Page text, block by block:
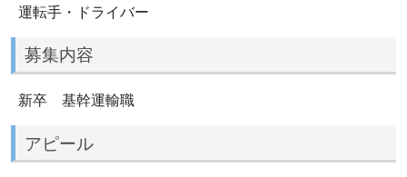
運転手・ドライバー
募集内容
新卒 基幹運輸職
アピール